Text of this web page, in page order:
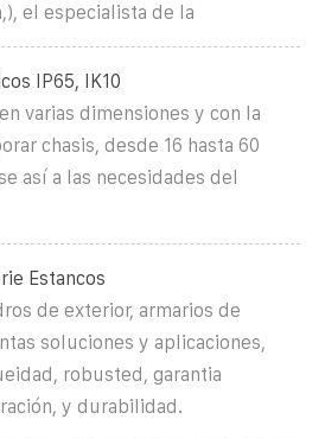
el especialista de la
IP65, IK10
varias dimensiones y con la
chasis, desde 16 hasta 60
así a las necesidades del
Estancos
de exterior, armarios de
soluciones y aplicaciones,
robusted, garantia
y durabilidad.